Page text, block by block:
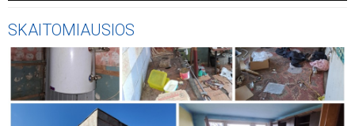
SKAITOMIAUSIOS